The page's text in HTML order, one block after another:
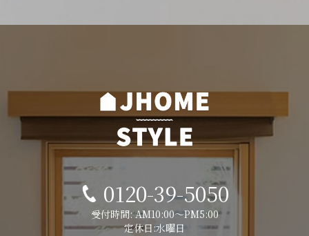
0120-39-5050
受付時間: AM10:00～PM5:00
定休日:水曜日